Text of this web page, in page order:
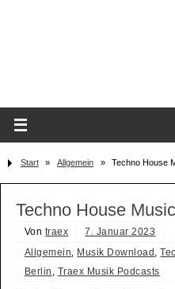
Start » Allgemein » Techno House
Techno House
Von traex
7. Januar 2023
Allgemein
Musik Download ,
Berlin
Traex Musik Podcasts